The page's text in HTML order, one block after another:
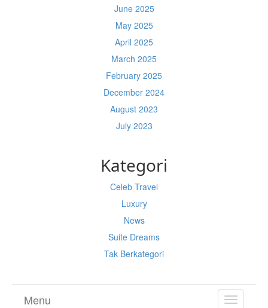
June 2025
May 2025
April 2025
March 2025
February 2025
December 2024
August 2023
July 2023
Kategori
Celeb Travel
Luxury
News
Suite Dreams
Tak Berkategori
TOGGLE
Menu